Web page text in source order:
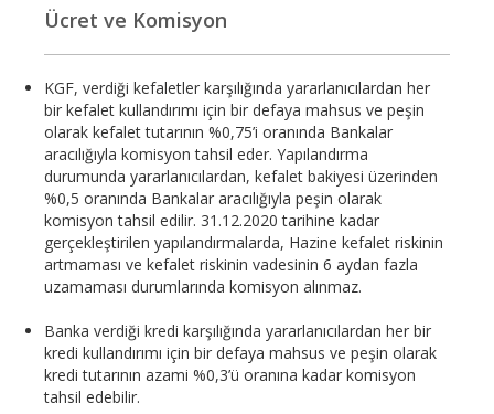
Ücret ve Komisyon
KGF, verdiği kefaletler karşılığında yararlanıcılardan her
bir kefalet kullandırımı için bir defaya mahsus ve peşin
olarak kefalet tutarının %0,75’i oranında Bankalar
aracılığıyla komisyon tahsil eder. Yapılandırma
durumunda yararlanıcılardan, kefalet bakiyesi üzerinden
%0,5 oranında Bankalar aracılığıyla peşin olarak
komisyon tahsil edilir. 31.12.2020 tarihine kadar
gerçekleştirilen yapılandırmalarda, Hazine kefalet riskinin
artmaması ve kefalet riskinin vadesinin 6 aydan fazla
uzamaması durumlarında komisyon alınmaz.
Banka verdiği kredi karşılığında yararlanıcılardan her bir
kredi kullandırımı için bir defaya mahsus ve peşin olarak
kredi tutarının azami %0,3’ü oranına kadar komisyon
tahsil edebilir.